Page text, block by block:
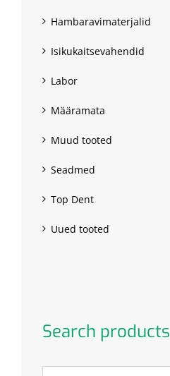
Hambaravimaterjalid
Isikukaitsevahendid
Labor
Määramata
Muud tooted
Seadmed
Top Dent
Uued tooted
Search products